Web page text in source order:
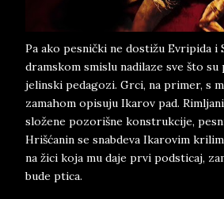
Pa ako pesnički ne dostižu Evripida i
dramskom smislu nadilaze sve što
jelinski pedagozi. Grci, na primer, s
zamahom opisuju Ikarov pad.
složene pozorišne konstrukcije,
Hrišćanin se snabdeva Ikarovim
na žici koja mu daje prvi podsticaj,
bude ptica.